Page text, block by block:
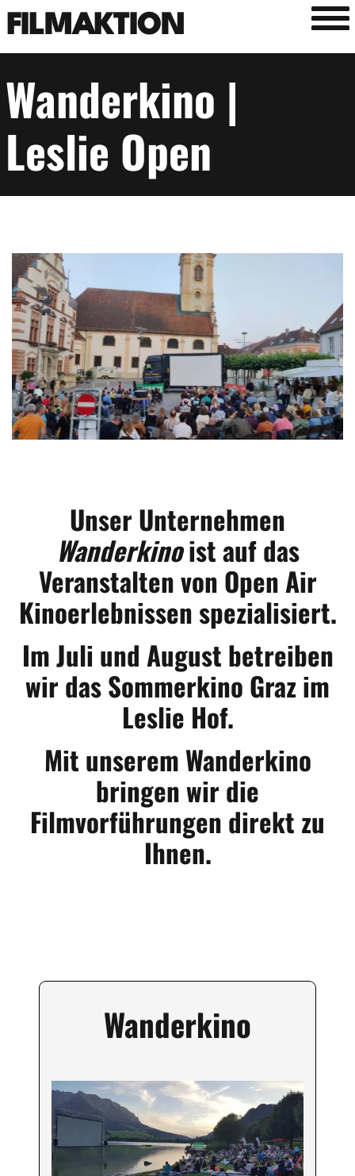
FILMAKTION
Wanderkino |
Leslie Open
Image
Unser Unternehmen
Wanderkinoist auf das
Veranstalten von Open Air
Kinoerlebnissen spezialisiert.
Im Juli und August betreiben
wir das Sommerkino Graz im
Leslie Hof.
Mit unserem Wanderkino
bringen wir die
Filmvorführungen direkt zu
Ihnen.
Wanderkino
Image